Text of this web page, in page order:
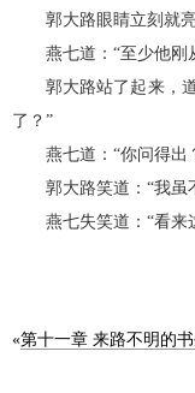
郭大路眼睛立刻就亮
燕七道：“至少他刚
郭大路站了起来，道
了？”
燕七道：“你问得出
郭大路笑道：“我虽
燕七失笑道：“看来
«第十一章 来路不明的